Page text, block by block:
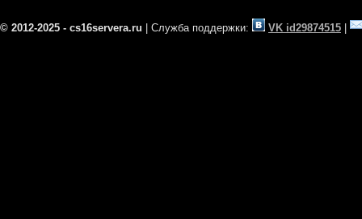
© 2012-2025 - cs16servera.ru | Служба поддержки: VK id29874515